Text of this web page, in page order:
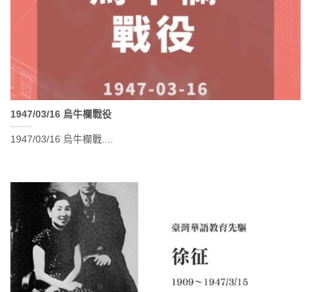
1947/03/16 烏牛欄戰役
1947/03/16 烏牛欄戰....